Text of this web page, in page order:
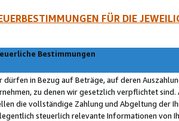
FÜR DIE
Bestimmungen
dürfen in Bezug auf Beträge, auf deren
zu denen wir gesetzlich verpflichtet
die vollständige Zahlung und Abgeltung der
steuerlich relevante Informationen von